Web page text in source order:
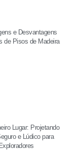
e Desvantagens
de Pisos de Madeira
Lugar: Projetando
e Lúdico para